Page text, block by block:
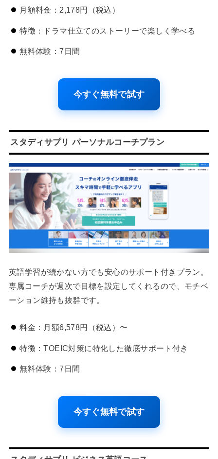
月額料金：2,178円（税込）
特徴：ドラマ仕立てのストーリーで楽しく学べる
無料体験：7日間
今すぐ無料で試す
スタディサプリ パーソナルコーチプラン
英語学習が続かない方でも安心のサポート付きプラン。
専属コーチが週次で目標を設定してくれるので、モチベ
ーション維持も抜群です。
料金：月額6,578円（税込）〜
特徴：TOEIC対策に特化した徹底サポート付き
無料体験：7日間
今すぐ無料で試す